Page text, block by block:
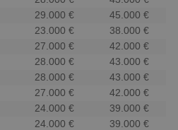
29.000 €
45.000 €
23.000 €
38.000 €
27.000 €
42.000 €
28.000 €
43.000 €
28.000 €
43.000 €
27.000 €
42.000 €
24.000 €
39.000 €
24.000 €
39.000 €